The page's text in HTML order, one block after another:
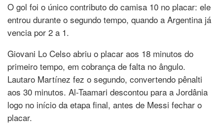
O gol foi o único contributo do camisa 10 no placar: ele
entrou durante o segundo tempo, quando a Argentina já
vencia por 2 a 1.
Giovani Lo Celso abriu o placar aos 18 minutos do
primeiro tempo, em cobrança de falta no ângulo.
Lautaro Martínez fez o segundo, convertendo pênalti
aos 30 minutos. Al-Taamari descontou para a Jordânia
logo no início da etapa final, antes de Messi fechar o
placar.